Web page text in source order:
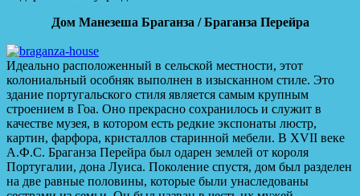
Дом Манезеша Браганза / Браганза Перейра
Идеально расположенный в сельской местности, этот
колониальный особняк выполнен в изысканном стиле. Это
здание португальского стиля является самым крупным
строением в Гоа. Оно прекрасно сохранилось и служит в
качестве музея, в котором есть редкие экспонаты люстр,
картин, фарфора, кристаллов старинной мебели. В XVII веке
А.Ф.С. Браганза Перейра был одарен землей от короля
Португалии, дона Луиса. Поколение спустя, дом был разделен
на две равные половины, которые были унаследованы